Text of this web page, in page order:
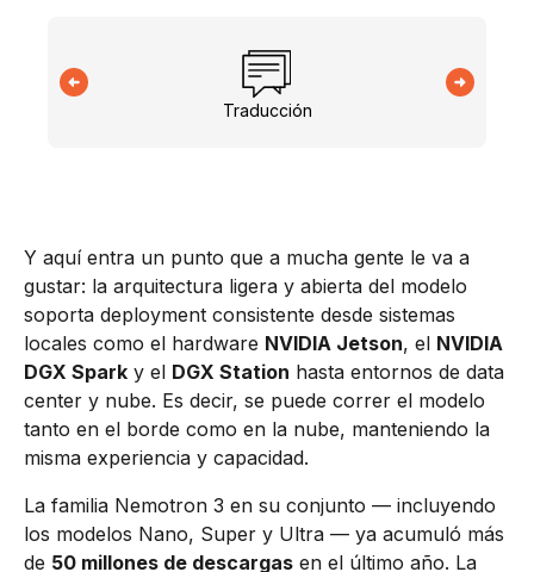
Traducción
Y aquí entra un punto que a mucha gente le va a
gustar: la arquitectura ligera y abierta del modelo
soporta deployment consistente desde sistemas
locales como el hardware NVIDIA Jetson, el NVIDIA
DGX Spark y el DGX Station hasta entornos de data
center y nube. Es decir, se puede correr el modelo
tanto en el borde como en la nube, manteniendo la
misma experiencia y capacidad.
La familia Nemotron 3 en su conjunto — incluyendo
los modelos Nano, Super y Ultra — ya acumuló más
de 50 millones de descargas en el último año. La